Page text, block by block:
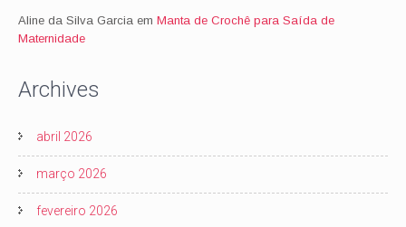
Aline da Silva Garcia em Manta de Crochê para Saída de
Maternidade
Archives
abril 2026
março 2026
fevereiro 2026